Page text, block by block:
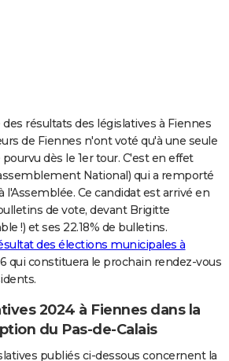
résultats des législatives à Fiennes
de Fiennes n'ont voté qu'à une seule
dès le 1er tour. C'est en effet
National) qui a remporté
Ce candidat est arrivé en
de vote, devant Brigitte
!) et ses 22.18% de bulletins.
des élections municipales à
qui constituera le prochain rendez-vous
2024 à Fiennes dans la
du Pas-de-Calais
publiés ci-dessous concernent la